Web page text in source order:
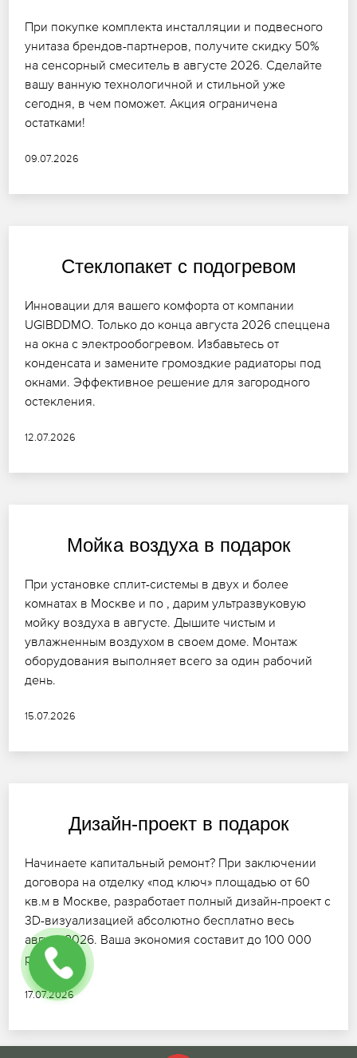
При покупке комплекта инсталляции и подвесного
унитаза брендов-партнеров, получите скидку 50%
на сенсорный смеситель в августе 2026. Сделайте
вашу ванную технологичной и стильной уже
сегодня, в чем поможет. Акция ограничена
остатками!
09.07.2026
Стеклопакет с подогревом
Инновации для вашего комфорта от компании
UGIBDDMO. Только до конца августа 2026 спеццена
на окна с электрообогревом. Избавьтесь от
конденсата и замените громоздкие радиаторы под
окнами. Эффективное решение для загородного
остекления.
12.07.2026
Мойка воздуха в подарок
При установке сплит-системы в двух и более
комнатах в Москве и по , дарим ультразвуковую
мойку воздуха в августе. Дышите чистым и
увлажненным воздухом в своем доме. Монтаж
оборудования выполняет всего за один рабочий
день.
15.07.2026
Дизайн-проект в подарок
Начинаете капитальный ремонт? При заключении
договора на отделку «под ключ» площадью от 60
кв.м в Москве, разработает полный дизайн-проект с
3D-визуализацией абсолютно бесплатно весь
август 2026. Ваша экономия составит до 100 000
руб.
17.07.2026